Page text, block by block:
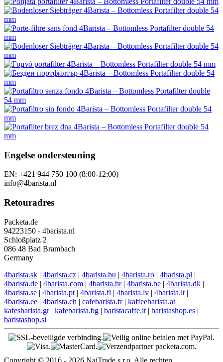
Engelse ondersteuning
EN: +421 944 750 100 (8:00-12:00)
info@4barista.nl
Retouradres
Packeta.de
94223150 - 4barista.nl
Schloßplatz 2
086 48 Bad Brambach
Germany
4barista.sk | 4barista.cz | 4barista.hu | 4barista.ro | 4barista.pl |
4barista.de | 4barista.com | 4barista.hr| 4barista.be | 4barista.dk |
4barista.se | 4barista.pt | 4barista.fi | 4barista.lv | 4barista.lt |
4barista.ee | 4barista.ch | cafebarista.fr| kaffeebarista.at |
kafesbarista.gr| kafebarista.bg | baristacaffe.it | baristashop.es |
baristashop.si
Copyright © 2016 - 2026 NajTrade s.r.o. Alle rechten